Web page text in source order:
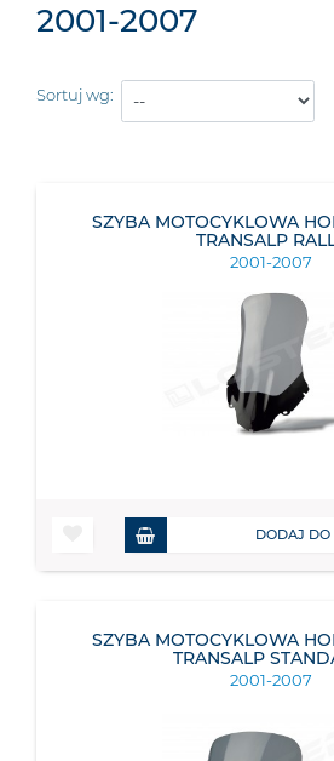
2001-2007
Sortuj wg:
SZYBA MOTOCYKLOWA
TRANSALP
2001-2007
DODAJ DO
SZYBA MOTOCYKLOWA
TRANSALP
2001-2007